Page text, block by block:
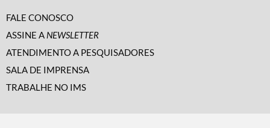
FALE CONOSCO
ASSINE A NEWSLETTER
ATENDIMENTO A PESQUISADORES
SALA DE IMPRENSA
TRABALHE NO IMS